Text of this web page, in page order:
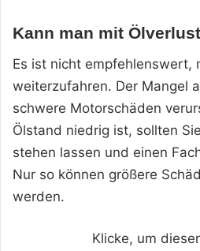
Kann man mit
Es ist nicht empfehlenswert,
weiterzufahren. Der Mangel
schwere Motorschäden
Ölstand niedrig ist, sollten
stehen lassen und einen
Nur so können größere
werden.
Klicke, um